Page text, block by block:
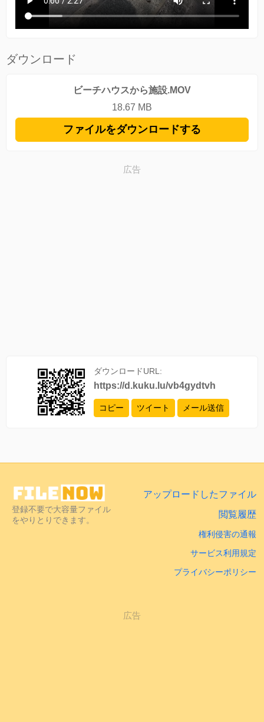
ダウンロード
ビーチハウスから施設.MOV
18.67 MB
ファイルをダウンロードする
広告
ダウンロードURL:
https://d.kuku.lu/vb4gydtvh
コピー ツイート メール送信
登録不要で大容量ファイル
をやりとりできます。
アップロードしたファイル
閲覧履歴
権利侵害の通報
サービス利用規定
プライバシーポリシー
広告